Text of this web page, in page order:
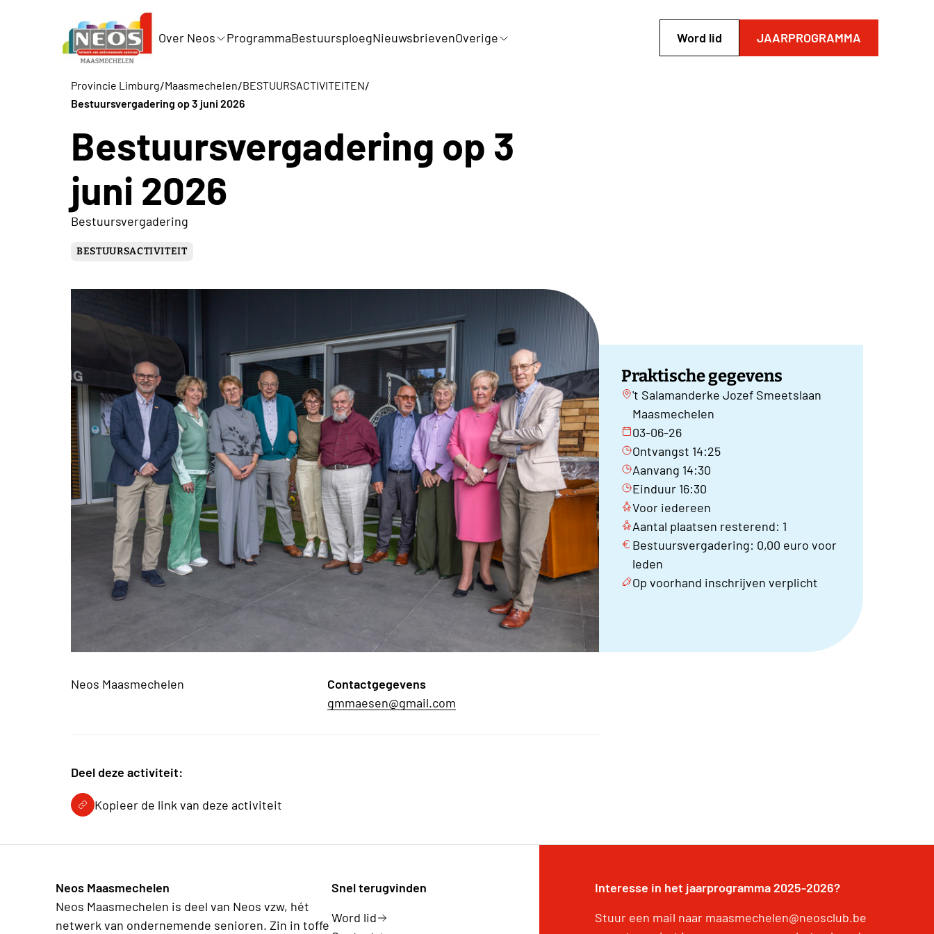
Over Neos ProgrammaBestuursploegNieuwsbrievenOverige Word lid JAARPROGRAMMA
Provincie Limburg/Maasmechelen/BESTUURSACTIVITEITEN/
Bestuursvergadering op 3 juni 2026
Bestuursvergadering op 3
juni 2026
Bestuursvergadering
BESTUURSACTIVITEIT
Praktische gegevens
't Salamanderke Jozef Smeetslaan
Maasmechelen
03-06-26
Ontvangst 14:25
Aanvang 14:30
Einduur 16:30
Voor iedereen
Aantal plaatsen resterend: 1
Bestuursvergadering: 0,00 euro voor
leden
Op voorhand inschrijven verplicht
Neos Maasmechelen
Contactgegevens
gmmaesen@gmail.com
Deel deze activiteit:
Kopieer de link van deze activiteit
Neos Maasmechelen
Neos Maasmechelen is deel van Neos vzw, hét
netwerk van ondernemende senioren. Zin in toffe
Snel terugvinden
Word lid
Interesse in het jaarprogramma 2025-2026?
Stuur een mail naar maasmechelen@neosclub.be